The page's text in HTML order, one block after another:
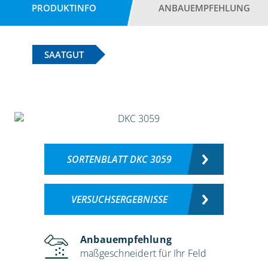
PRODUKTINFO ANBAUEMPFEHLUNG
SAATGUT
SORTENBLATT DKC 3059
VERSUCHSERGEBNISSE
Anbauempfehlung
maßgeschneidert für Ihr Feld